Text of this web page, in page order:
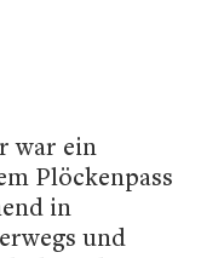
war ein
Plöckenpass
in
und